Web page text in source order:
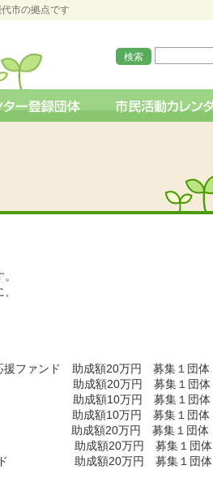
市の拠点です
ンド 助成額20万円 募集１団体
額20万円 募集１団体
助成額10万円 募集１団体
10万円 募集１団体
成額20万円 募集１団体
助成額20万円 募集１団体
ド 助成額20万円 募集１団体